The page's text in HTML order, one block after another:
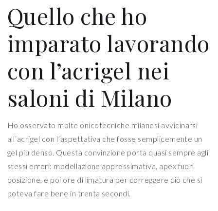
Quello che ho
imparato lavorando
con l’acrigel nei
saloni di Milano
Ho osservato molte onicotecniche milanesi avvicinarsi
all’acrigel con l’aspettativa che fosse semplicemente un
gel più denso. Questa convinzione porta quasi sempre agli
stessi errori: modellazione approssimativa, apex fuori
posizione, e poi ore di limatura per correggere ciò che si
poteva fare bene in trenta secondi.